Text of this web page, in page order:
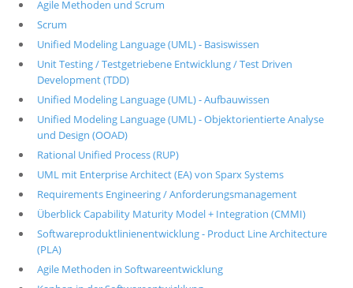
Agile Methoden und Scrum
Scrum
Unified Modeling Language (UML) - Basiswissen
Unit Testing / Testgetriebene Entwicklung / Test Driven
Development (TDD)
Unified Modeling Language (UML) - Aufbauwissen
Unified Modeling Language (UML) - Objektorientierte Analyse
und Design (OOAD)
Rational Unified Process (RUP)
UML mit Enterprise Architect (EA) von Sparx Systems
Requirements Engineering / Anforderungsmanagement
Überblick Capability Maturity Model + Integration (CMMI)
Softwareproduktlinienentwicklung - Product Line Architecture
(PLA)
Agile Methoden in Softwareentwicklung